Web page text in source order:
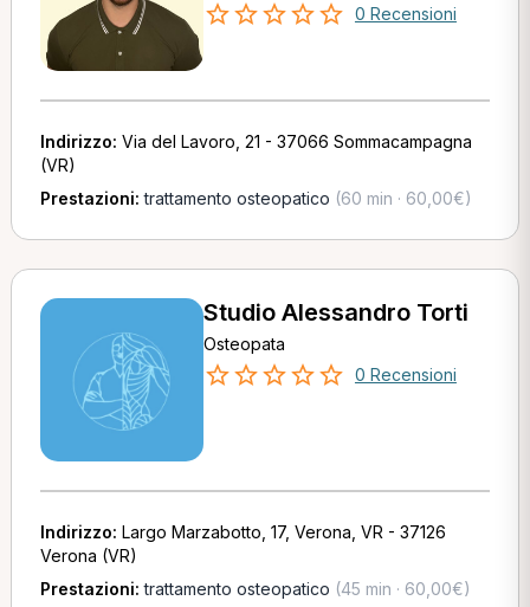
0 Recensioni
Indirizzo: Via del Lavoro, 21 - 37066 Sommacampagna
(VR)
Prestazioni:trattamento osteopatico (60 min · 60,00€)
Studio Alessandro Torti
Osteopata
0 Recensioni
Indirizzo: Largo Marzabotto, 17, Verona, VR - 37126
Verona (VR)
Prestazioni:trattamento osteopatico (45 min · 60,00€)